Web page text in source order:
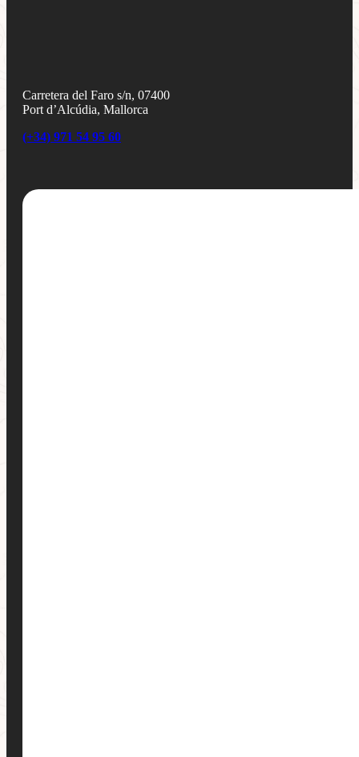
Carretera del Faro s/n, 07400
Port d’Alcúdia, Mallorca
(+34) 971 54 95 60